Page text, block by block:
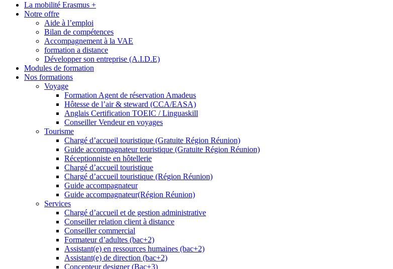
La mobilité Erasmus +
Notre offre
Aide à l’emploi
Bilan de compétences
Accompagnement à la VAE
formation a distance
Développer son entreprise (A.I.D.E)
Modules de formation
Nos formations
Voyage
Formation Agent de réservation Amadeus
Hôtesse de l’air & steward (CCA/EASA)
Anglais Certification TOEIC / Linguaskill
Conseiller Vendeur en voyages
Tourisme
Chargé d’accueil touristique (Gratuite Région Réunion)
Guide accompagnateur touristique (Gratuite Région Réunion)
Réceptionniste en hôtellerie
Chargé d’accueil touristique
Chargé d’accueil touristique (Région Réunion)
Guide accompagnateur
Guide accompagnateur(Région Réunion)
Services
Chargé d’accueil et de gestion administrative
Conseiller relation client à distance
Conseiller commercial
Formateur d’adultes (bac+2)
Assistant(e) en ressources humaines (bac+2)
Assistant(e) de direction (bac+2)
Concepteur designer (Bac+3)